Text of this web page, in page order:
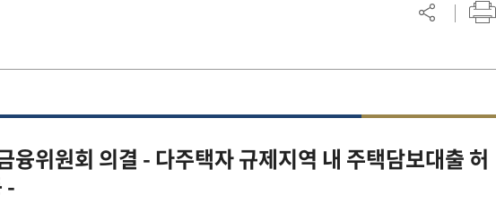
위원회 의결 - 다주택자 규제지역 내 주택담보대출 허
-